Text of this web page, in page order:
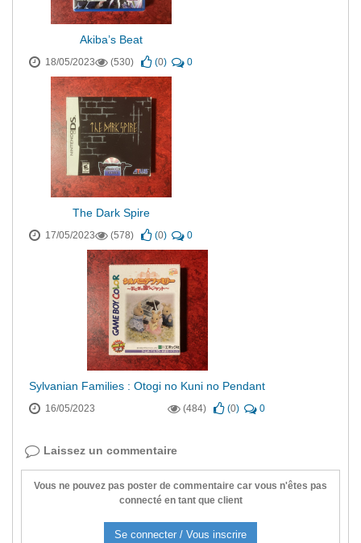
Akiba’s Beat
18/05/2023 (530) (0) 0
The Dark Spire
17/05/2023 (578) (0) 0
Sylvanian Families : Otogi no Kuni no Pendant
16/05/2023 (484) (0) 0
Laissez un commentaire
Vous ne pouvez pas poster de commentaire car vous n'êtes pas
connecté en tant que client
Se connecter / Vous inscrire